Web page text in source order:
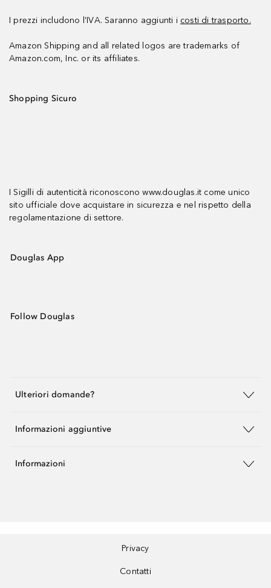
I prezzi includono l’IVA. Saranno aggiunti i costi di trasporto.
Amazon Shipping and all related logos are trademarks of
Amazon.com, Inc. or its affiliates.
Shopping Sicuro
I Sigilli di autenticità riconoscono www.douglas.it come unico
sito ufficiale dove acquistare in sicurezza e nel rispetto della
regolamentazione di settore.
Douglas App
Follow Douglas
Ulteriori domande?
Informazioni aggiuntive
Informazioni
Privacy
Contatti